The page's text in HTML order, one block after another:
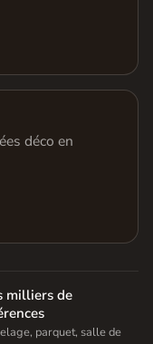
déco en
milliers de
parquet, salle de